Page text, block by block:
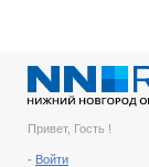
Привет, Гость !
- Войти